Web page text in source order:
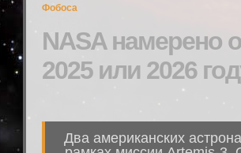
Фобоса
NASA намерено
2025 или 2026
Два американских